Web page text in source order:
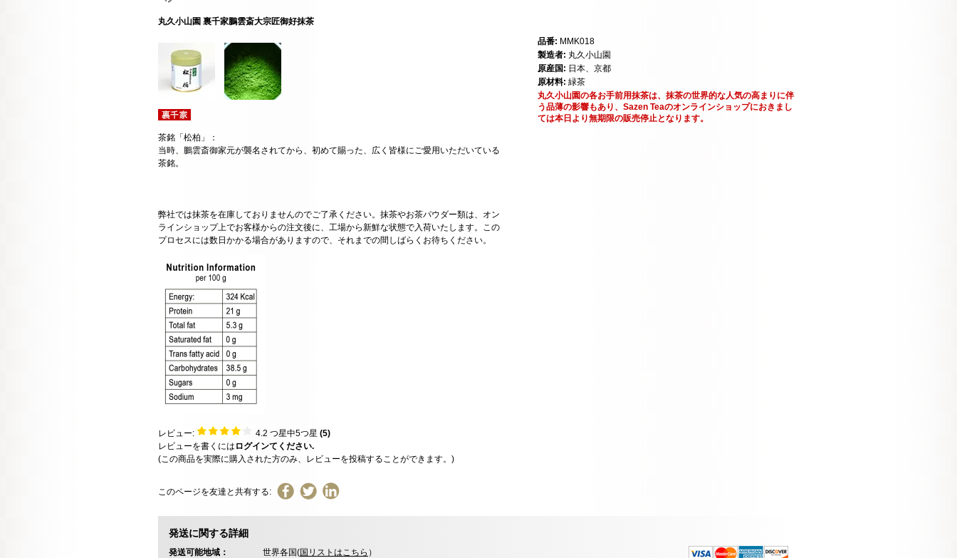
丸久小山園 裏千家鵬雲斎大宗匠御好抹茶
茶銘「松柏」：
当時、鵬雲斎御家元が襲名されてから、初めて賜った、広く皆様にご愛用いただいている
茶銘。
弊社では抹茶を在庫しておりませんのでご了承ください。抹茶やお茶パウダー類は、オン
ラインショップ上でお客様からの注文後に、工場から新鮮な状態で入荷いたします。この
プロセスには数日かかる場合がありますので、それまでの間しばらくお待ちください。
レビュー: 4.2 つ星中5つ星 (5)
レビューを書くには ログインてください.
(この商品を実際に購入された方のみ、レビューを投稿することができます。)
このページを友達と共有する:
品番: MMK018
製造者: 丸久小山園
原産国: 日本、京都
原材料: 緑茶
丸久小山園の各お手前用抹茶は、抹茶の世界的な人気の高まりに伴
う品薄の影響もあり、Sazen Teaのオンラインショップにおきまし
ては本日より無期限の販売停止となります。
発送に関する詳細
発送可能地域： 世界各国(国リストはこちら ）